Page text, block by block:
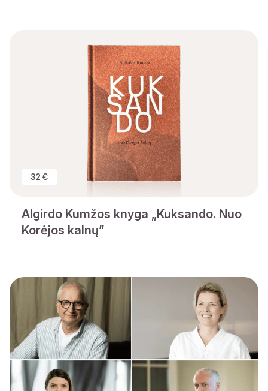
32 €
Algirdo Kumžos knyga „Kuksando. Nuo
Korėjos kalnų”